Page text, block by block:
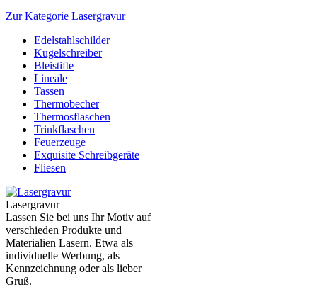
Zur Kategorie Lasergravur
Edelstahlschilder
Kugelschreiber
Bleistifte
Lineale
Tassen
Thermobecher
Thermosflaschen
Trinkflaschen
Feuerzeuge
Exquisite Schreibgeräte
Fliesen
Lasergravur
Lassen Sie bei uns Ihr Motiv auf
verschieden Produkte und
Materialien Lasern. Etwa als
individuelle Werbung, als
Kennzeichnung oder als lieber
Gruß.